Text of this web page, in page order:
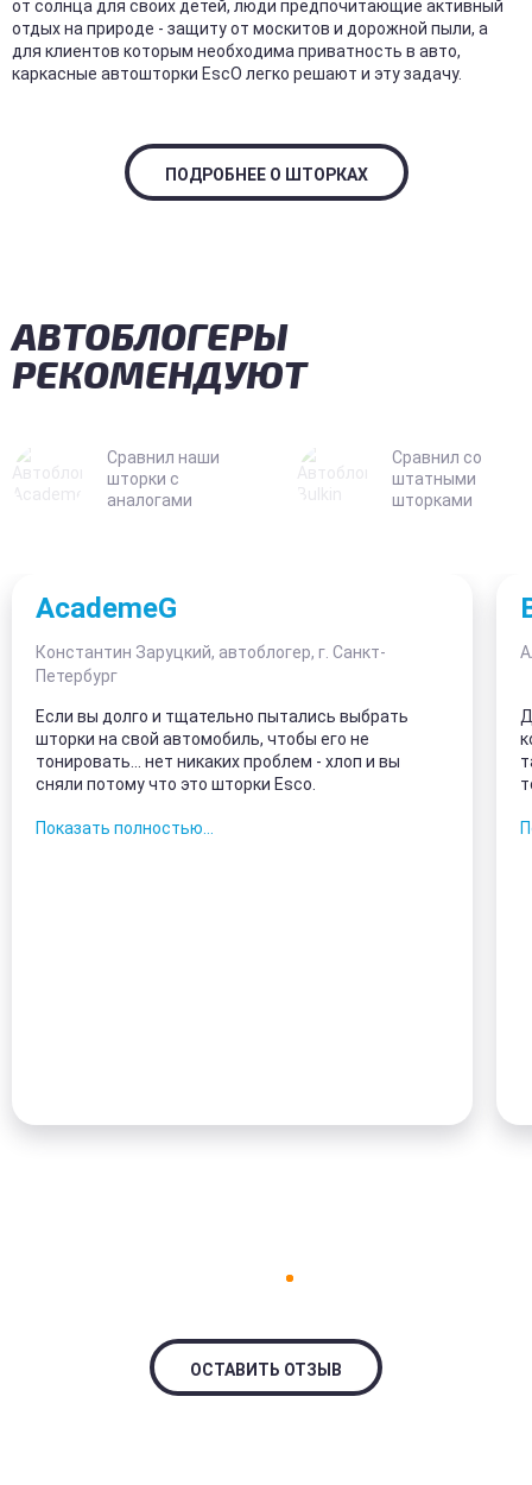
от солнца для своих детей, люди предпочитающие активный
отдых на природе - защиту от москитов и дорожной пыли, а
для клиентов которым необходима приватность в авто,
каркасные автошторки EscO легко решают и эту задачу.
ПОДРОБНЕЕ О ШТОРКАХ
АВТОБЛОГЕРЫ
РЕКОМЕНДУЮТ
Сравнил наши
шторки с
аналогами
Сравнил со
штатными
шторками
AcademeG
Константин Заруцкий, автоблогер, г. Санкт-
Петербург
Показать полностью...
Если вы долго и тщательно пытались выбрать
шторки на свой автомобиль, чтобы его не
тонировать... нет никаких проблем - хлоп и вы
сняли потому что это шторки Esco.
ОСТАВИТЬ ОТЗЫВ